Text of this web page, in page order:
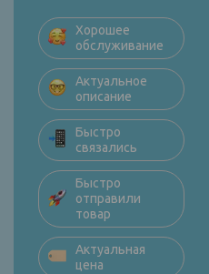
Хорошее
обслуживание
Актуальное
описание
Быстро
связались
Быстро
отправили
товар
Актуальная
цена